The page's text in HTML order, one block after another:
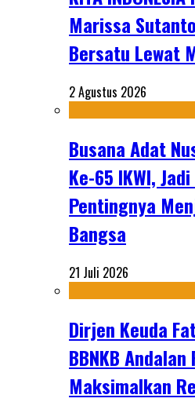
Marissa
Bersatu Lewat
2 Agustus 2026
Busana Adat
Ke-65 IKWI,
Pentingnya
Bangsa
21 Juli 2026
Dirjen Keuda
BBNKB
Maksimalkan